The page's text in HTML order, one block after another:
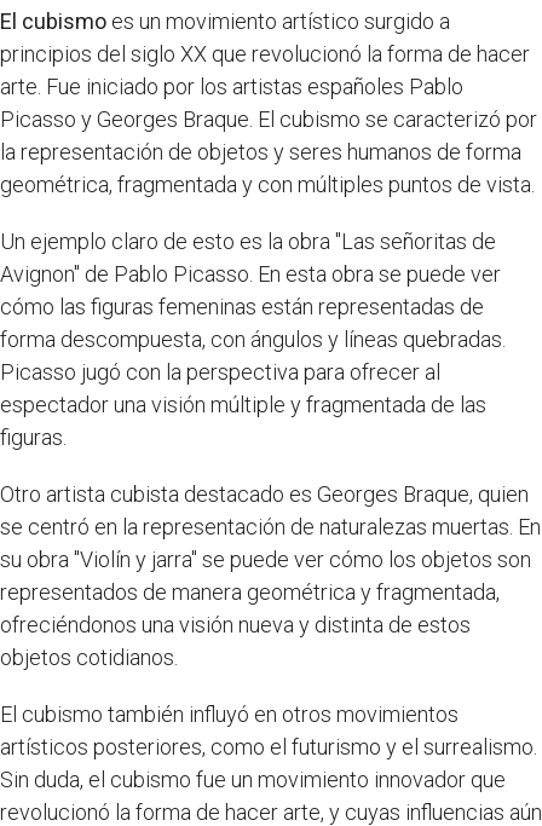
El cubismo es un movimiento artístico surgido a
principios del siglo XX que revolucionó la forma de hacer
arte. Fue iniciado por los artistas españoles Pablo
Picasso y Georges Braque. El cubismo se caracterizó por
la representación de objetos y seres humanos de forma
geométrica, fragmentada y con múltiples puntos de vista.
Un ejemplo claro de esto es la obra "Las señoritas de
Avignon" de Pablo Picasso. En esta obra se puede ver
cómo las figuras femeninas están representadas de
forma descompuesta, con ángulos y líneas quebradas.
Picasso jugó con la perspectiva para ofrecer al
espectador una visión múltiple y fragmentada de las
figuras.
Otro artista cubista destacado es Georges Braque, quien
se centró en la representación de naturalezas muertas. En
su obra "Violín y jarra" se puede ver cómo los objetos son
representados de manera geométrica y fragmentada,
ofreciéndonos una visión nueva y distinta de estos
objetos cotidianos.
El cubismo también influyó en otros movimientos
artísticos posteriores, como el futurismo y el surrealismo.
Sin duda, el cubismo fue un movimiento innovador que
revolucionó la forma de hacer arte, y cuyas influencias aún